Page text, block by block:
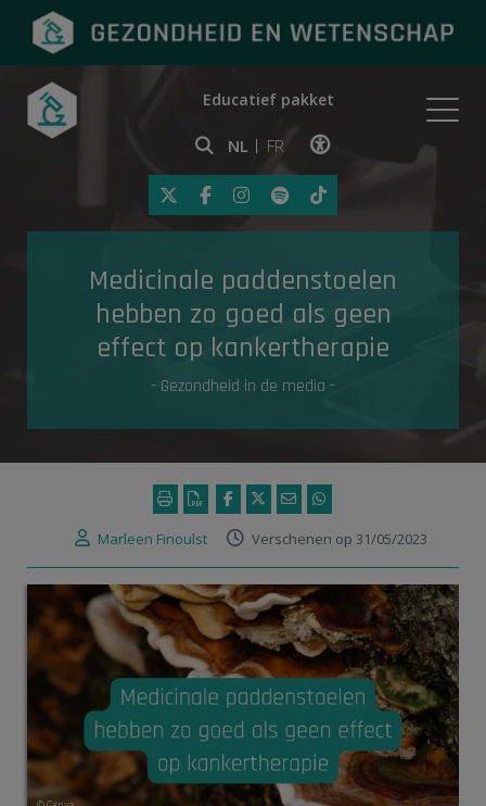
Onderwerpen
Gezondheid in de media
Educatief pakket
NL FR
Klik op deze link om
Medicinale paddenstoelen
hebben zo goed als geen
effect op kankertherapie
- Gezondheid in de media -
Marleen Finoulst Verschenen op 31/05/2023